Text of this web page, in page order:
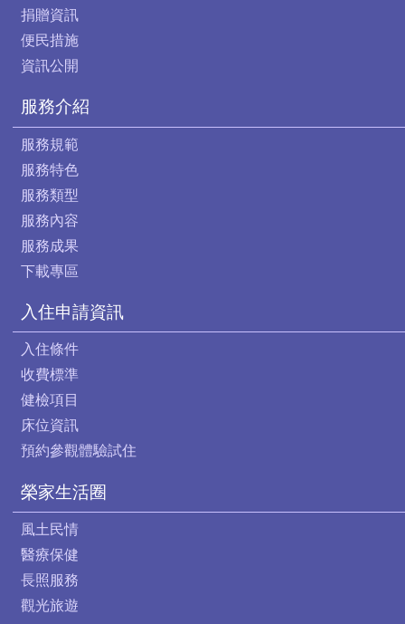
捐贈資訊
便民措施
資訊公開
服務介紹
服務規範
服務特色
服務類型
服務內容
服務成果
下載專區
入住申請資訊
入住條件
收費標準
健檢項目
床位資訊
預約參觀體驗試住
榮家生活圈
風土民情
醫療保健
長照服務
觀光旅遊